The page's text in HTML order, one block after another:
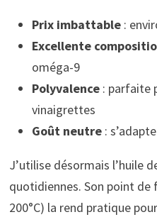
Prix imbattable:
Excellente
oméga-9
Polyvalence: parfaite
vinaigrettes
Goût neutre:
J’utilise désormais l’huile
quotidiennes. Son point de
200°C) la rend pratique